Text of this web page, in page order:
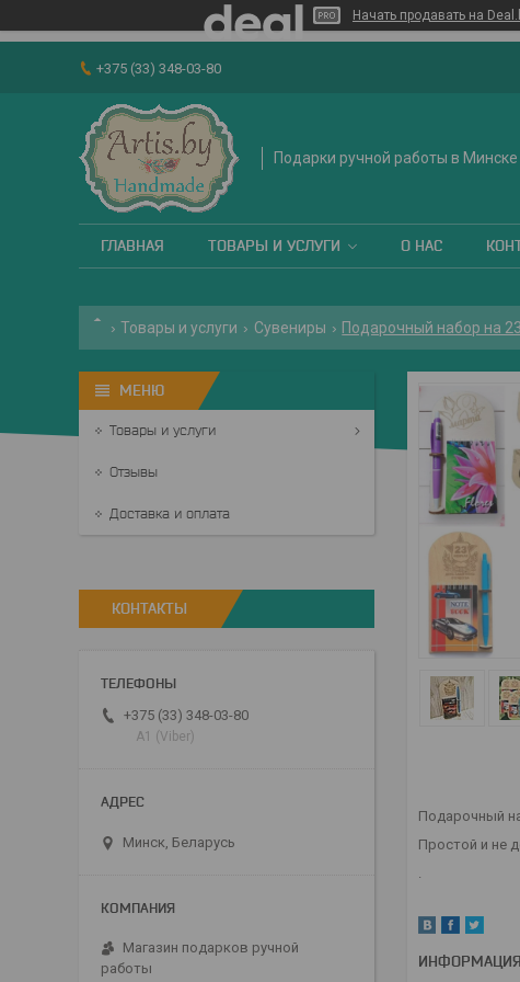
Начать продавать на
+375 (33) 348-03-80
Подарки ручной работы в Минске
ГЛАВНАЯ ТОВАРЫ И УСЛУГИ О НАС
Товары и услуги Сувениры Подарочный набор на
Подарочный
Простой и не
.
Товары и услуги
Отзывы
Доставка и оплата
КОНТАКТЫ
+375 (33) 348-03-80
А1 (Viber)
Минск, Беларусь
Магазин подарков ручной
работы